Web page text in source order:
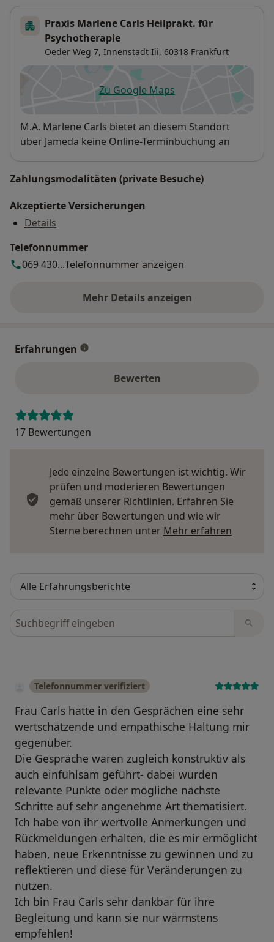
Praxis Marlene Carls Heilprakt. für
Psychotherapie
Oeder Weg 7, Innenstadt Iii, 60318 Frankfurt
Zu Google Mapsöffnet in einer neuen
Verfügbarkeit
M.A. Marlene Carls bietet an diesem Standort
über Jameda keine Online-Terminbuchung an
Zahlungsmodalitäten (private Besuche)
Akzeptierte Versicherungen
Details
Telefonnummer
069 430...Telefonnummer anzeigen
Mehr Details anzeigen
über die Adresse
Erfahrungen
Bewerten
17 Bewertungen
Jede einzelne Bewertungen ist wichtig. Wir
prüfen und moderieren Bewertungen
gemäß unserer Richtlinien. Erfahren Sie
mehr über Bewertungen und wie wir
Sterne berechnen unter Mehr erfahren
Bewertungen durchsuchen
Telefonnummer verifiziert
Frau Carls hatte in den Gesprächen eine sehr
wertschätzende und empathische Haltung mir
gegenüber.
Die Gespräche waren zugleich konstruktiv als
auch einfühlsam geführt- dabei wurden
relevante Punkte oder mögliche nächste
Schritte auf sehr angenehme Art thematisiert.
Ich habe von ihr wertvolle Anmerkungen und
Rückmeldungen erhalten, die es mir ermöglicht
haben, neue Erkenntnisse zu gewinnen und zu
reflektieren und diese für Veränderungen zu
nutzen.
Ich bin Frau Carls sehr dankbar für ihre
Begleitung und kann sie nur wärmstens
empfehlen!